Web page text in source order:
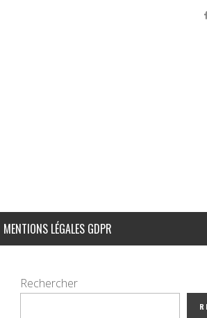
MENTIONS LÉGALES GDPR
Rechercher